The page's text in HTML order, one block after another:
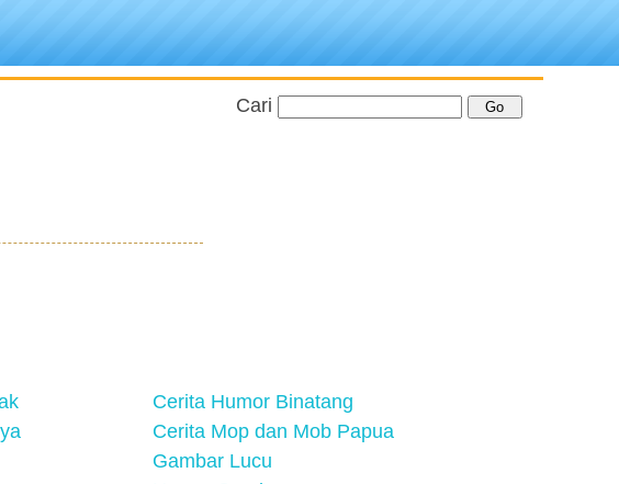
Cari
Cerita Humor Binatang
Cerita Mop dan Mob Papua
Gambar Lucu